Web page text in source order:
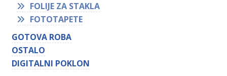
FOLIJE ZA STAKLA
FOTOTAPETE
GOTOVA ROBA
OSTALO
DIGITALNI POKLON